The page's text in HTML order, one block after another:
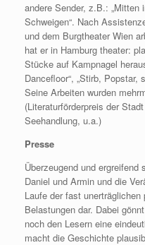
andere Sender, z.B.: „Mitten
Schweigen“. Nach
und dem Burgtheater Wien
hat er in Hamburg theater:
Stücke auf Kampnagel
Dancefloor“, „Stirb, Popstar,
Seine Arbeiten wurden
(Literaturförderpreis der
Seehandlung, u.a.)
Presse
Überzeugend und
Daniel und Armin und die
Laufe der fast
Belastungen dar. Dabei
noch den Lesern eine
macht die Geschichte